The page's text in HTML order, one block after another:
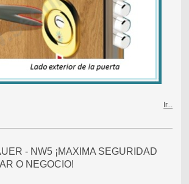
Ir...
- NW5 ¡MAXIMA SEGURIDAD
O NEGOCIO!